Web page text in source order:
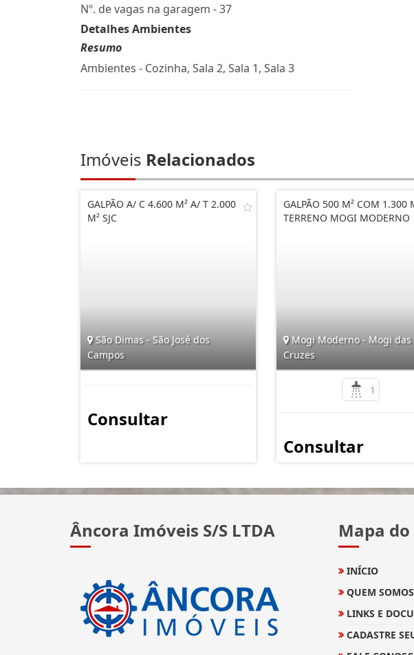
Nº. de vagas na garagem - 37
Detalhes Ambientes
Resumo
Ambientes - Cozinha, Sala 2, Sala 1, Sala 3
Imóveis Relacionados
GALPÃO A/ C 4.600 M² A/ T 2.000
M² SJC
São Dimas - São José dos
Campos
Consultar
GALPÃO 500 M² COM 1.300
TERRENO MOGI MODERNO
Mogi Moderno - Mogi das
Cruzes
1
Consultar
Âncora Imóveis S/S LTDA Mapa do
INÍCIO
QUEM SOMOS
LINKS E
CADASTRE